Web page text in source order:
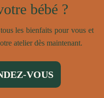
bébé ?
les bienfaits pour vous et
atelier dès maintenant.
VOUS